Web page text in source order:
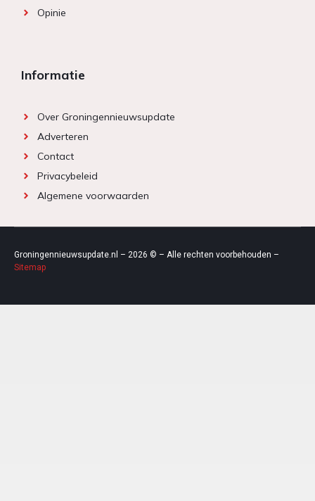
Opinie
Informatie
Over Groningennieuwsupdate
Adverteren
Contact
Privacybeleid
Algemene voorwaarden
Groningennieuwsupdate.nl – 2026 © – Alle rechten voorbehouden –
Sitemap